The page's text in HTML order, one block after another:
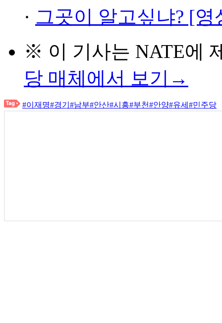
· 그곳이 알고싶냐? [
※ 이 기사는 NATE에
당 매체에서 보기→
#이재명#경기 #남부#안산#시흥#부천#안양#유세 #민주당